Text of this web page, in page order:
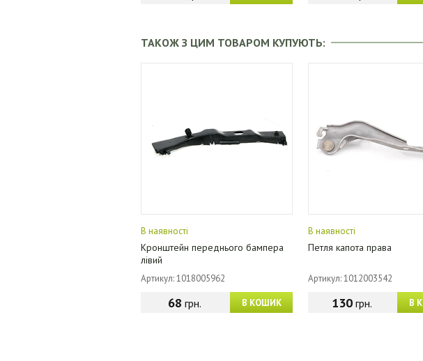
ТАКОЖ З ЦИМ ТОВАРОМ КУПУЮТЬ:
В наявності
Кронштейн переднього бампера
лівий
Артикул: 1018005962
В КОШИК
68 грн.
В наявності
Петля капота права
Артикул: 1012003542
В
130грн.